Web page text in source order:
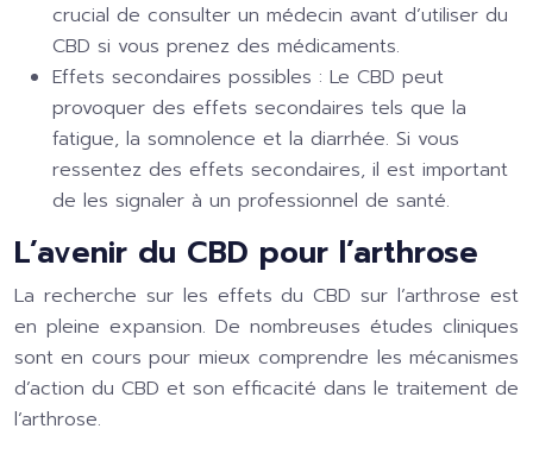
crucial de consulter un médecin avant d’utiliser du
CBD si vous prenez des médicaments.
Effets secondaires possibles : Le CBD peut
provoquer des effets secondaires tels que la
fatigue, la somnolence et la diarrhée. Si vous
ressentez des effets secondaires, il est important
de les signaler à un professionnel de santé.
L’avenir du CBD pour l’arthrose
La recherche sur les effets du CBD sur l’arthrose est
en pleine expansion. De nombreuses études cliniques
sont en cours pour mieux comprendre les mécanismes
d’action du CBD et son efficacité dans le traitement de
l’arthrose.